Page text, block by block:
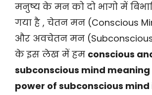
मनुष्य के मन को दो भागो में
गया है , चेतन मन (Conscious
और अवचेतन मन
के इस लेख में हम conscious
subconscious mind meaning
power of subconscious mind